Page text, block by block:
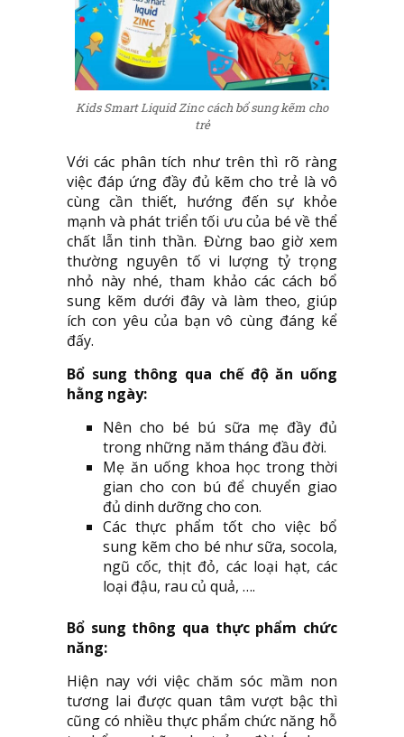
Kids Smart Liquid Zinc cách bổ sung kẽm cho
trẻ
Với các phân tích như trên thì rõ ràng
việc đáp ứng đầy đủ kẽm cho trẻ là vô
cùng cần thiết, hướng đến sự khỏe
mạnh và phát triển tối ưu của bé về thể
chất lẫn tinh thần. Đừng bao giờ xem
thường nguyên tố vi lượng tỷ trọng
nhỏ này nhé, tham khảo các cách bổ
sung kẽm dưới đây và làm theo, giúp
ích con yêu của bạn vô cùng đáng kể
đấy.
Bổ sung thông qua chế độ ăn uống
hằng ngày:
Nên cho bé bú sữa mẹ đầy đủ
trong những năm tháng đầu đời.
Mẹ ăn uống khoa học trong thời
gian cho con bú để chuyển giao
đủ dinh dưỡng cho con.
Các thực phẩm tốt cho việc bổ
sung kẽm cho bé như sữa, socola,
ngũ cốc, thịt đỏ, các loại hạt, các
loại đậu, rau củ quả, ….
Bổ sung thông qua thực phẩm chức
năng:
Hiện nay với việc chăm sóc mầm non
tương lai được quan tâm vượt bậc thì
cũng có nhiều thực phẩm chức năng hỗ